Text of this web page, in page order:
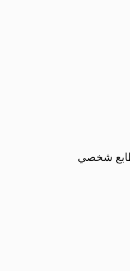
طابع شخصي